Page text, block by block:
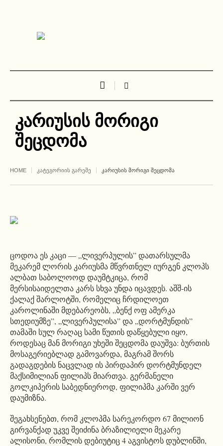
კარიუსის მორიგი
შეცდომა
HOME ᲙᲐᲢᲔᲒᲝᲠᲘᲘᲡ ᲒᲐᲠᲔᲨᲔ ᲙᲐᲠᲘᲣᲡᲘᲡ ᲛᲝᲠᲘᲒᲘ ᲨᲔᲪᲓᲝᲛᲐ
ცოდოა ეს კაცი — „ლივერპულის” დათარსულმა
მეკარემ ლორის კარიუსმა მწვრთნელ იურგენ კლოპს
ალბათ საბოლოოდ დაუმტკიცა, რომ
მერსისაიდელთა კარს სხვა უნდა იცავდეს. აშშ-ის
ქალაქ შარლოტში, რომელიც ჩრდილოეთ
კაროლინაში მდებარეობს, „ბენქ ოფ ამერკა
სთედიუმზე”, „ლივერპულისა” და „დორტმუნდის”
თამაში სულ რაღაც სამი წუთის დაწყებული იყო,
როდესაც მან მორიგი უხეში შეცდომა დაუშვა: ბურთის
მოსაგერიებლად გამოვარდა, მაგრამ შორს
გადაგდების ნაცვლად ის პირდაპირ დორტმუნდელ
მაქსიმილიან ფილიპს მიართვა. გერმანელი
გოლკიპერის საბედნიეროდ, ფილიპმა კარში ვერ
დაუმიზნა.
შეგახსენებთ, რომ კლოპმა სარეკორდო 67 მილიონ
გირვანქად უკვე შეიძინა ბრაზილიელი მეკარე
ალისონი, რომლის დებიუტიც 4 აგვისტოს დუბლინში,